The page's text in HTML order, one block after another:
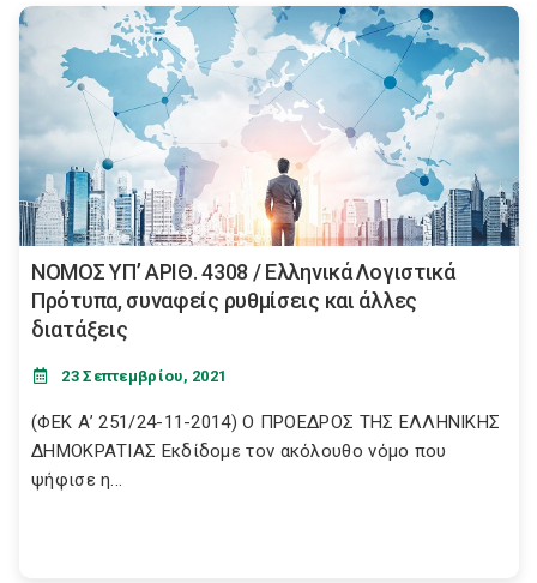
NOMOΣ ΥΠ’ ΑΡΙΘ. 4308 / Eλληνικά Λογιστικά
Πρότυπα, συναφείς ρυθμίσεις και άλλες
διατάξεις
23 Σεπτεμβρίου, 2021
(ΦΕΚ Α’ 251/24-11-2014) Ο ΠΡΟΕΔΡΟΣ ΤΗΣ ΕΛΛΗΝΙΚΗΣ
ΔΗΜΟΚΡΑΤΙΑΣ Εκδίδομε τον ακόλουθο νόμο που
ψήφισε η...